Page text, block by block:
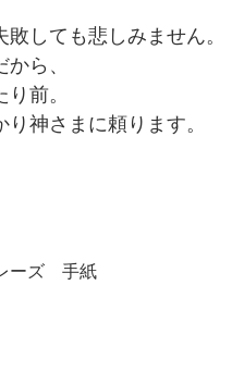
しても悲しみません。
ら、
前。
神さまに頼ります。
ーズ　手紙